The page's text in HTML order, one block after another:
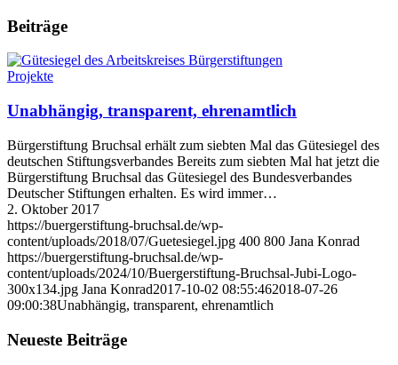
Beiträge
Projekte
Unabhängig, transparent, ehrenamtlich
Bürgerstiftung Bruchsal erhält zum siebten Mal das Gütesiegel des
deutschen Stiftungsverbandes Bereits zum siebten Mal hat jetzt die
Bürgerstiftung Bruchsal das Gütesiegel des Bundesverbandes
Deutscher Stiftungen erhalten. Es wird immer…
2. Oktober 2017
https://buergerstiftung-bruchsal.de/wp-
content/uploads/2018/07/Guetesiegel.jpg 400 800 Jana Konrad
https://buergerstiftung-bruchsal.de/wp-
content/uploads/2024/10/Buergerstiftung-Bruchsal-Jubi-Logo-
300x134.jpg Jana Konrad2017-10-02 08:55:462018-07-26
09:00:38Unabhängig, transparent, ehrenamtlich
Neueste Beiträge